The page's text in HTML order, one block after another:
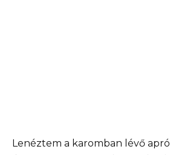
Lenéztem a karomban lévő